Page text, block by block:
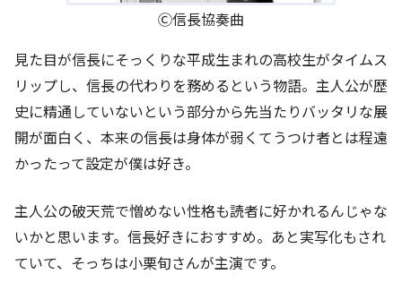
Ⓒ信長協奏曲
見た目が信長にそっくりな平成生まれの高校生がタイムス
リップし、信長の代わりを務めるという物語。主人公が歴
史に精通していないという部分から先当たりバッタリな展
開が面白く、本来の信長は身体が弱くてうつけ者とは程遠
かったって設定が僕は好き。
主人公の破天荒で憎めない性格も読者に好かれるんじゃな
いかと思います。信長好きにおすすめ。あと実写化もされ
ていて、そっちは小栗旬さんが主演です。